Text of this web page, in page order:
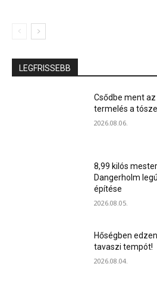
LEGFRISSEBB
Csődbe ment
termelés a
2026.08.06.
8,99 kilós
Dangerholm
építése
2026.08.05.
Hőségben
tavaszi tempót!
2026.08.04.